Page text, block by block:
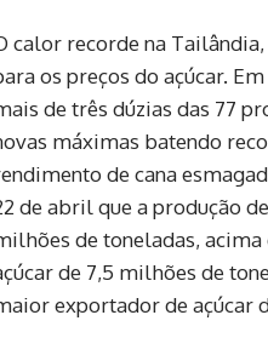
calor recorde na
os preços do açúcar.
de três dúzias das 77
máximas batendo
de cana
de abril que a produção
de toneladas,
de 7,5 milhões de
exportador de açúcar